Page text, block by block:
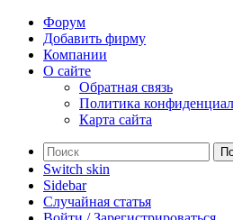
Форум
Добавить фирму
Компании
О сайте
Обратная связь
Политика
Карта сайта
Switch skin
Sidebar
Случайная статья